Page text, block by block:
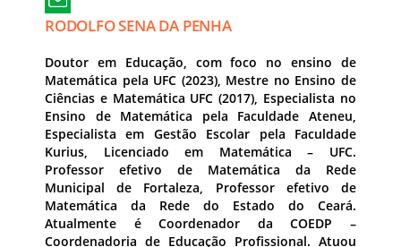
RODOLFO SENA DA PENHA
Doutor em Educação, com foco no ensino de
Matemática pela UFC (2023), Mestre no Ensino de
Ciências e Matemática UFC (2017), Especialista no
Ensino de Matemática pela Faculdade Ateneu,
Especialista em Gestão Escolar pela Faculdade
Kurius, Licenciado em Matemática – UFC.
Professor efetivo de Matemática da Rede
Municipal de Fortaleza, Professor efetivo de
Matemática da Rede do Estado do Ceará.
Atualmente é Coordenador da COEDP –
Coordenadoria de Educação Profissional. Atuou